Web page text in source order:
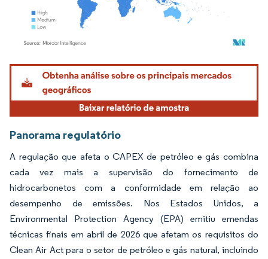
Imagem © Mordor Intelligence. O reuso requer atribuição conforme CC BY 4.0.
Panorama regulatório
A regulação que afeta o CAPEX de petróleo e gás combina
cada vez mais a supervisão do fornecimento de
hidrocarbonetos com a conformidade em relação ao
desempenho de emissões. Nos Estados Unidos, a
Environmental Protection Agency (EPA) emitiu emendas
técnicas finais em abril de 2026 que afetam os requisitos do
Clean Air Act para o setor de petróleo e gás natural, incluindo